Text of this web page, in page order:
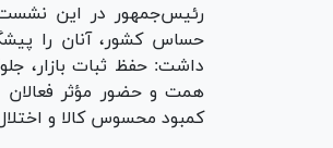
رئیس‌جمهور در این
حساس کشور، آنان را
داشت: حفظ ثبات بازار،
همت و حضور مؤثر فعالان
کمبود محسوس کالا و